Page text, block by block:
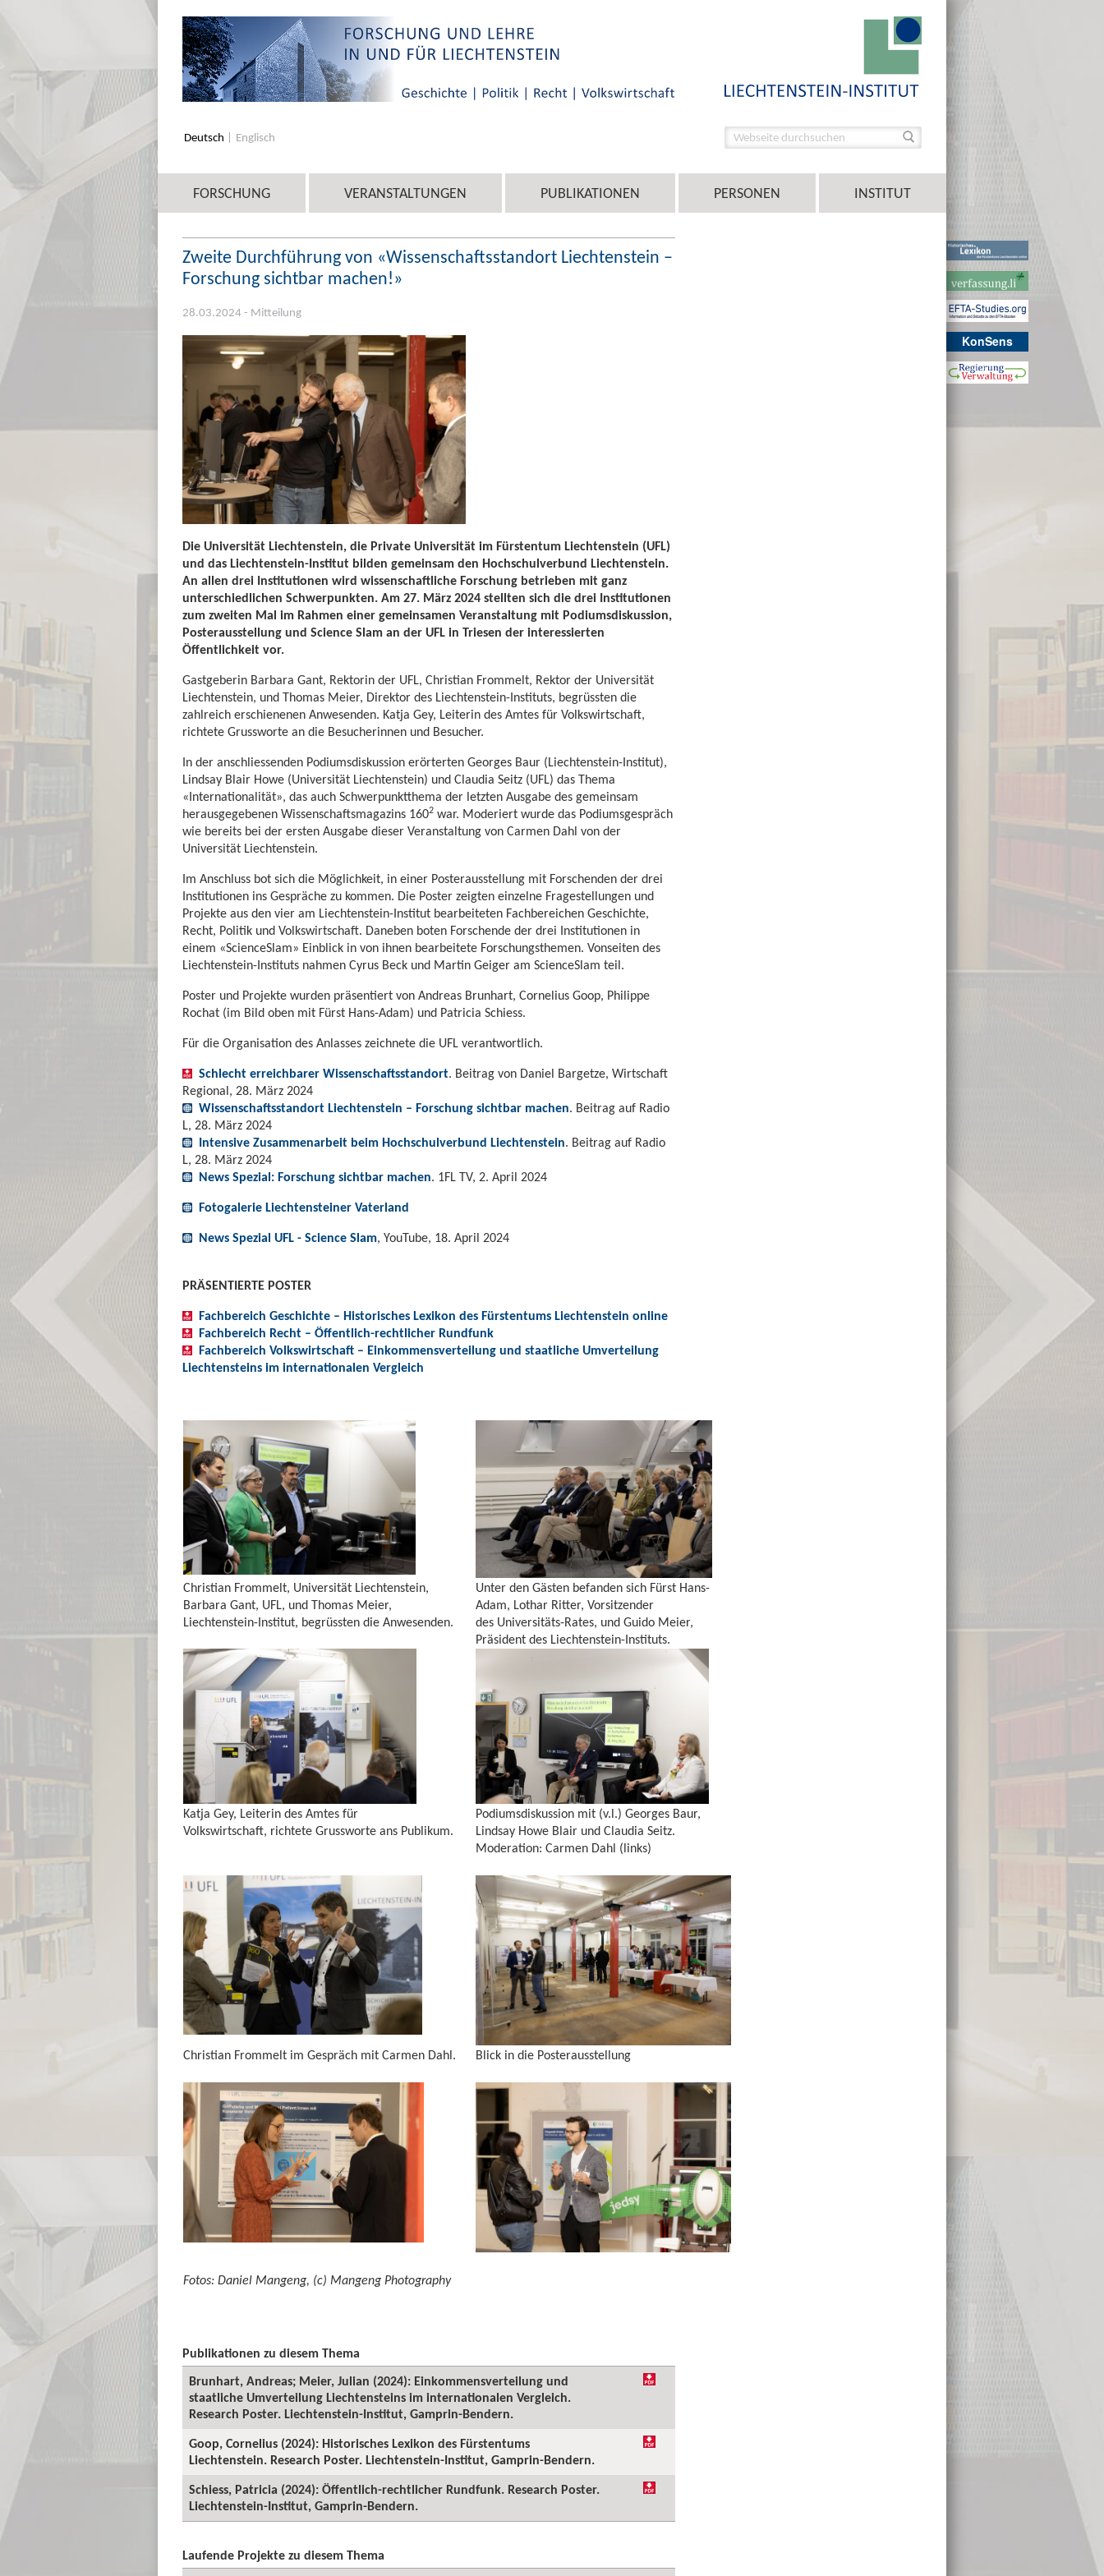
KonSens
Deutsch Englisch
FORSCHUNG VERANSTALTUNGEN PUBLIKATIONEN PERSONEN INSTITUT
Zweite Durchführung von «Wissenschaftsstandort Liechtenstein –
Forschung sichtbar machen!»
28.03.2024 - Mitteilung
Die Universität Liechtenstein, die Private Universität im Fürstentum Liechtenstein (UFL)
und das Liechtenstein-Institut bilden gemeinsam den Hochschulverbund Liechtenstein.
An allen drei Institutionen wird wissenschaftliche Forschung betrieben mit ganz
unterschiedlichen Schwerpunkten. Am 27. März 2024 stellten sich die drei Institutionen
zum zweiten Mal im Rahmen einer gemeinsamen Veranstaltung mit Podiumsdiskussion,
Posterausstellung und Science Slam an der UFL in Triesen der interessierten
Öffentlichkeit vor.
Gastgeberin Barbara Gant, Rektorin der UFL, Christian Frommelt, Rektor der Universität
Liechtenstein, und Thomas Meier, Direktor des Liechtenstein-Instituts, begrüssten die
zahlreich erschienenen Anwesenden. Katja Gey, Leiterin des Amtes für Volkswirtschaft,
richtete Grussworte an die Besucherinnen und Besucher.
In der anschliessenden Podiumsdiskussion erörterten Georges Baur (Liechtenstein-Institut),
Lindsay Blair Howe (Universität Liechtenstein) und Claudia Seitz (UFL) das Thema
«Internationalität», das auch Schwerpunktthema der letzten Ausgabe des gemeinsam
herausgegebenen Wissenschaftsmagazins 1602 war. Moderiert wurde das Podiumsgespräch
wie bereits bei der ersten Ausgabe dieser Veranstaltung von Carmen Dahl von der
Universität Liechtenstein.
Im Anschluss bot sich die Möglichkeit, in einer Posterausstellung mit Forschenden der drei
Institutionen ins Gespräche zu kommen. Die Poster zeigten einzelne Fragestellungen und
Projekte aus den vier am Liechtenstein-Institut bearbeiteten Fachbereichen Geschichte,
Recht, Politik und Volkswirtschaft. Daneben boten Forschende der drei Institutionen in
einem «ScienceSlam» Einblick in von ihnen bearbeitete Forschungsthemen. Vonseiten des
Liechtenstein-Instituts nahmen Cyrus Beck und Martin Geiger am ScienceSlam teil.
Poster und Projekte wurden präsentiert von Andreas Brunhart, Cornelius Goop, Philippe
Rochat (im Bild oben mit Fürst Hans-Adam) und Patricia Schiess.
Für die Organisation des Anlasses zeichnete die UFL verantwortlich.
Schlecht erreichbarer Wissenschaftsstandort. Beitrag von Daniel Bargetze, Wirtschaft
Regional, 28. März 2024
Wissenschaftsstandort Liechtenstein – Forschung sichtbar machen. Beitrag auf Radio
L, 28. März 2024
Intensive Zusammenarbeit beim Hochschulverbund Liechtenstein. Beitrag auf Radio
L, 28. März 2024
News Spezial: Forschung sichtbar machen. 1FL TV, 2. April 2024
Fotogalerie Liechtensteiner Vaterland
News Spezial UFL - Science Slam, YouTube, 18. April 2024
PRÄSENTIERTE POSTER
Fachbereich Geschichte – Historisches Lexikon des Fürstentums Liechtenstein online
Fachbereich Recht – Öffentlich-rechtlicher Rundfunk
Fachbereich Volkswirtschaft – Einkommensverteilung und staatliche Umverteilung
Liechtensteins im internationalen Vergleich
Christian Frommelt, Universität Liechtenstein,
Barbara Gant, UFL, und Thomas Meier,
Liechtenstein-Institut, begrüssten die Anwesenden.
Unter den Gästen befanden sich Fürst Hans-
Adam, Lothar Ritter, Vorsitzender
des Universitäts-Rates, und Guido Meier,
Präsident des Liechtenstein-Instituts.
Katja Gey, Leiterin des Amtes für
Volkswirtschaft, richtete Grussworte ans Publikum.
Podiumsdiskussion mit (v.l.) Georges Baur,
Lindsay Howe Blair und Claudia Seitz.
Moderation: Carmen Dahl (links)
Christian Frommelt im Gespräch mit Carmen Dahl. Blick in die Posterausstellung
Fotos: Daniel Mangeng, (c) Mangeng Photography
Publikationen zu diesem Thema
Brunhart, Andreas; Meier, Julian (2024): Einkommensverteilung und
staatliche Umverteilung Liechtensteins im internationalen Vergleich.
Research Poster. Liechtenstein-Institut, Gamprin-Bendern.
Goop, Cornelius (2024): Historisches Lexikon des Fürstentums
Liechtenstein. Research Poster. Liechtenstein-Institut, Gamprin-Bendern.
Schiess, Patricia (2024): Öffentlich-rechtlicher Rundfunk. Research Poster.
Liechtenstein-Institut, Gamprin-Bendern.
Laufende Projekte zu diesem Thema